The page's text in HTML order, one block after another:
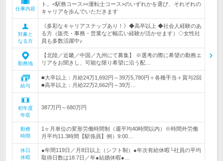
仕事内容
ト。<駅務コース><運転士コース>のいずれかを選び、それぞれの
キャリアを歩んでいただきます
対象と
なる方
《多彩なキャリアステップあり！》◆高卒以上 ◆社会人経験のあ
る方（販売・事務・営業など幅広い経験が活かせます）◇女性社
員も多数活躍中♪
勤務地
【北陸／近畿／中国／九州にて募集】 ※選考の際に希望の勤務エ
リアをお聞きし、可能な限り希望に沿う配…
給与
■大卒以上：月給24万1,692円～39万5,780円＋各種手当＋賞与2回
■高卒以上：月給22万2,662円～39万…
初年度
年収
387万円～680万円
勤務
時間
1ヶ月単位の変形労働時間制（週平均40時間以内）※時間外労働
月平均11.3時間【駅係員】例）9:00…
休日
休暇
●年間119日／月8日以上（シフト制）●年次有給休暇└社員の平均
取得日数は18.7日／年●結婚休暇●…